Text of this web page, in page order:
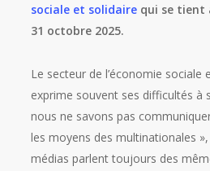
sociale et solidaire qui se tient
31 octobre 2025.
Le secteur de l’économie sociale
exprime souvent ses difficultés à
nous ne savons pas
les moyens des multinationales
médias parlent toujours des